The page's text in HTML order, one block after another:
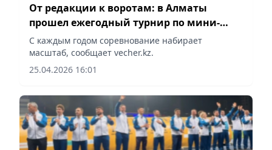
От редакции к воротам: в Алматы
прошел ежегодный турнир по мини-
футболу среди СМИ
С каждым годом соревнование набирает
масштаб, сообщает vecher.kz.
25.04.2026 16:01